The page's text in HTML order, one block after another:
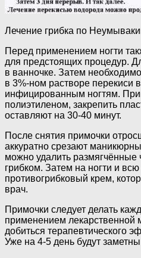
Лечение грибка по
Перед применением ногти
для предстоящих процедур.
в ванночке. Затем
в 3%-ном растворе перекиси
инфицированным ногтям.
полиэтиленом, закрепить
оставляют на 30-40 минут.
После снятия примочки
аккуратно срезают
можно удалить
грибком. Затем на ногти и всю
противогрибковый крем,
врач.
Примочки следует делать
применением лекарственной
добиться терапевтического
Уже на 4-5 день будут